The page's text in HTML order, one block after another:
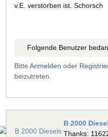
v.E. verstorben ist. Schorsch
Folgende Benutzer
Bitte Anmelden oder
beizutreten.
B 2000 Diesel
Thanks: